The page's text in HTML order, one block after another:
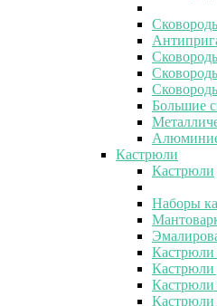
Большие
Кастрюли
Кастрюли
Наборы
Кастрюли
Кастрюли
Кастрюли
Кастрюли